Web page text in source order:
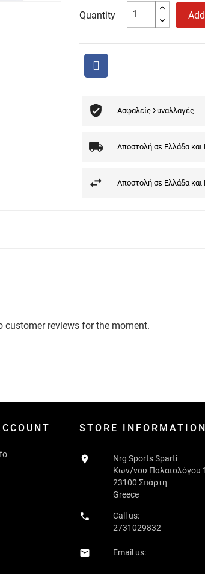
Quantity
Ασφαλείς Συναλλαγές
Αποστολή σε Ελλάδα και
Αποστολή σε Ελλάδα και
customer reviews for the moment.
STORE INFORMATION

Nrg Sports Sparti
Κων/νου Παλαιολόγου
23100 Σπάρτη
Greece

Call us:
2731029832
 Email us: